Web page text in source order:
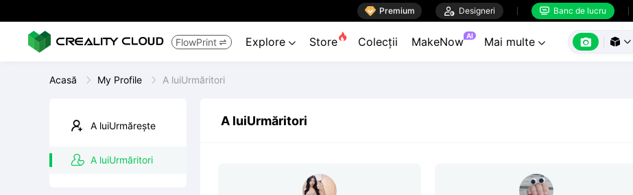
 Premium  Designeri  Banc de lucru
FlowPrint  Explore  Store Colecții MakeNow AI Mai multe    
Acasă My Profile A luiUrmăritori
A luiUrmărește
A luiUrmăritori
A luiUrmăritori